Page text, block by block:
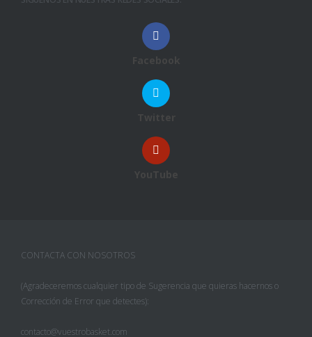
Facebook
Twitter
YouTube
CONTACTA CON NOSOTROS
(Agradeceremos cualquier tipo de Sugerencia que quieras hacernos o
Corrección de Error que detectes):
contacto@vuestrobasket.com